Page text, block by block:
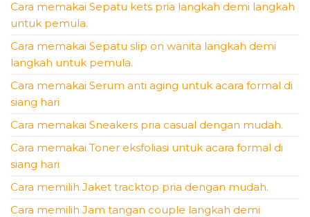
Cara memakai Sepatu kets pria langkah demi langkah
untuk pemula.
Cara memakai Sepatu slip on wanita langkah demi
langkah untuk pemula.
Cara memakai Serum anti aging untuk acara formal di
siang hari
Cara memakai Sneakers pria casual dengan mudah.
Cara memakai Toner eksfoliasi untuk acara formal di
siang hari
Cara memilih Jaket tracktop pria dengan mudah.
Cara memilih Jam tangan couple langkah demi